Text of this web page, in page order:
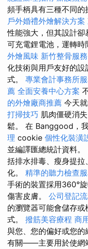
頻手柄具有三種不同的
戶外婚禮外燴解決方案
性能強大，但其設計卻
可充電鋰電池，運轉時
外燴風味 新竹整骨服務
化技術與用戶友好的
式。 專業會計事務所
薦 全面安養中心方案
的外燴廠商推薦 今天
打掃技巧 肌肉僵硬消
鬆。 在 Banggood，
理 cookie 個性化裝潢
並編譯匯總統計資料。
括排水排毒、瘦身提
化。 精準的聽力檢查
手術的裝置採用360°
傷害皮膚。 公司登記
的瀏覽器可能會儲存
式。 撥筋美容療程 商
與您、您的偏好或您的
有關——主要用於使網